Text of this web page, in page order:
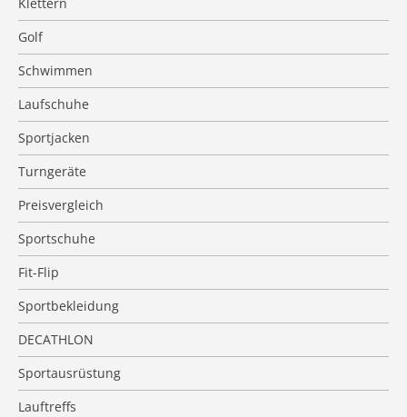
Golf
Schwimmen
Laufschuhe
Sportjacken
Turngeräte
Preisvergleich
Sportschuhe
Fit-Flip
Sportbekleidung
DECATHLON
Sportausrüstung
Lauftreffs